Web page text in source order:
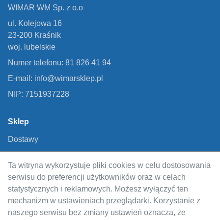
Ta witryna wykorzystuje pliki cookies w celu dostosowania
serwisu do preferencji użytkowników oraz w celach
statystycznych i reklamowych. Możesz wyłączyć ten
mechanizm w ustawieniach przeglądarki. Korzystanie z
naszego serwisu bez zmiany ustawień oznacza, że
WIMAR WM Sp. z o.o
ul. Kolejowa 16
23-200 Kraśnik
woj. lubelskie
Numer telefonu: 81 826 41 94
E-mail: info@wimarsklep.pl
NIP: 7151937228
Sklep
Dostawy
Regulamin
Polityka prywatności
Odstąpienie od umowy